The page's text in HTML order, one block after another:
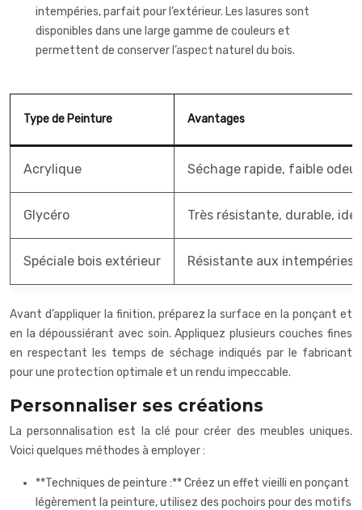
intempéries, parfait pour l’extérieur. Les lasures sont
disponibles dans une large gamme de couleurs et
permettent de conserver l’aspect naturel du bois.
Type de Peinture Avantages
Acrylique Séchage rapide, faible
Glycéro Très résistante, durable,
Spéciale bois extérieur Résistante aux intempéries,
Avant d’appliquer la finition, préparez la surface en la ponçant et
en la dépoussiérant avec soin. Appliquez plusieurs couches fines
en respectant les temps de séchage indiqués par le fabricant
pour une protection optimale et un rendu impeccable.
Personnaliser ses créations
La personnalisation est la clé pour créer des meubles uniques.
Voici quelques méthodes à employer :
**Techniques de peinture :** Créez un effet vieilli en ponçant
légèrement la peinture, utilisez des pochoirs pour des motifs